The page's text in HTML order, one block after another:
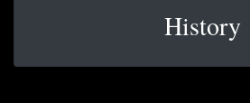
History